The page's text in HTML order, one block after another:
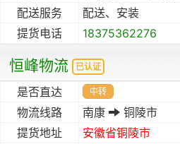
配送服务
配送、安装
提货电话
18375362276
恒峰物流 已认证
是否直达 中转
物流线路 南康
铜陵市
提货地址
安徽省铜陵市